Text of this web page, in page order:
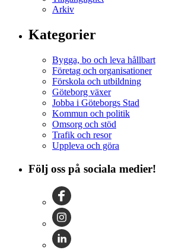
Arkiv
Kategorier
Bygga, bo och leva hållbart
Företag och organisationer
Förskola och utbildning
Göteborg växer
Jobba i Göteborgs Stad
Kommun och politik
Omsorg och stöd
Trafik och resor
Uppleva och göra
Följ oss på sociala medier!